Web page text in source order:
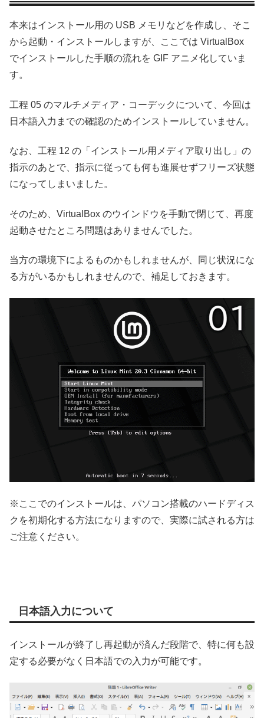
本来はインストール用の USB メモリなどを作成し、そこ
から起動・インストールしますが、ここでは VirtualBox
でインストールした手順の流れを GIF アニメ化していま
す。
工程 05 のマルチメディア・コーデックについて、今回は
日本語入力までの確認のためインストールしていません。
なお、工程 12 の「インストール用メディア取り出し」の
指示のあとで、指示に従っても何も進展せずフリーズ状態
になってしまいました。
そのため、VirtualBox のウインドウを手動で閉じて、再度
起動させたところ問題はありませんでした。
当方の環境下によるものかもしれませんが、同じ状況にな
る方がいるかもしれませんので、補足しておきます。
※ここでのインストールは、パソコン搭載のハードディス
クを初期化する方法になりますので、実際に試される方は
ご注意ください。
日本語入力について
インストールが終了し再起動が済んだ段階で、特に何も設
定する必要がなく日本語での入力が可能です。